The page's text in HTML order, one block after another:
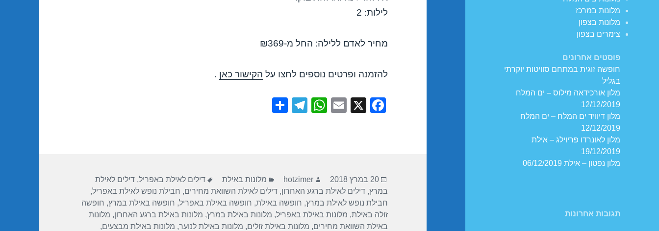
מלונות במרכז
מלונות בצפון
צימרים בצפון
פוסטים אחרונים
חופשה זוגית במתחם סוויטות יוקרתי
בגליל
מלון אורכידאה מילוס – ים המלח
12/12/2019
מלון דיוויד ים המלח – ים המלח
12/12/2019
מלון לאונרדו פריוילג – אילת
19/12/2019
מלון נפטון – אילת 06/12/2019
תגובות אחרונות
לילות: 2
מחיר לאדם ללילה: החל מ-₪369
להזמנה ופרטים נוספים לחצו על הקישור כאן .
F
o
o
k
X
E
W
p
p
T
m
פורסם
בתאריך
20 במרץ 2018 מחבר
hotzimer קטגוריות
מלונות באילת תגיות
דילים לאילת באפריל,דילים לאילת
במרץ,דילים לאילת ברגע האחרון,דילים לאילת השוואת מחירים, חבילת נופש לאילת באפריל,
חבילת נופש לאילת במרץ, חופשה באילת, חופשה באילת באפריל, חופשה באילת במרץ, חופשה
זולה באילת, מלונות באילת באפריל, מלונות באילת במרץ, מלונות באילת ברגע האחרון, מלונות
באילת השוואת מחירים, מלונות באילת זולים, מלונות באילת לנוער, מלונות באילת מבצעים,